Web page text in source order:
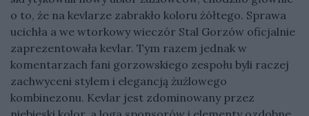
o to, że na kevlarze zabrakło koloru żółtego. Sprawa
ucichła a we wtorkowy wieczór Stal Gorzów oficjalnie
zaprezentowała kevlar. Tym razem jednak w
komentarzach fani gorzowskiego zespołu byli raczej
zachwyceni stylem i elegancją żużlowego
kombinezonu. Kevlar jest zdominowany przez